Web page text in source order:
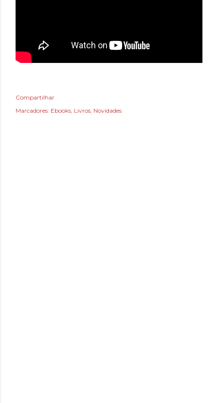
Compartilhar
Marcadores: Ebooks Livros Novidades